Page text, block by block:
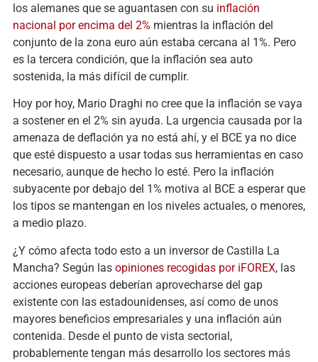
los alemanes que se aguantasen con su inflación
nacional por encima del 2% mientras la inflación del
conjunto de la zona euro aún estaba cercana al 1%. Pero
es la tercera condición, que la inflación sea auto
sostenida, la más difícil de cumplir.
Hoy por hoy, Mario Draghi no cree que la inflación se vaya
a sostener en el 2% sin ayuda. La urgencia causada por la
amenaza de deflación ya no está ahí, y el BCE ya no dice
que esté dispuesto a usar todas sus herramientas en caso
necesario, aunque de hecho lo esté. Pero la inflación
subyacente por debajo del 1% motiva al BCE a esperar que
los tipos se mantengan en los niveles actuales, o menores,
a medio plazo.
¿Y cómo afecta todo esto a un inversor de Castilla La
Mancha? Según las opiniones recogidas por iFOREX, las
acciones europeas deberían aprovecharse del gap
existente con las estadounidenses, así como de unos
mayores beneficios empresariales y una inflación aún
contenida. Desde el punto de vista sectorial,
probablemente tengan más desarrollo los sectores más